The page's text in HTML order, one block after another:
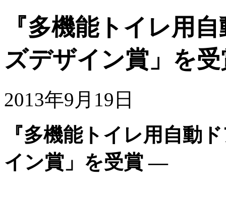
『多機能トイレ用
ズデザイン賞」を受
2013年9月19日
『多機能トイレ用自動
イン賞」を受賞 ―